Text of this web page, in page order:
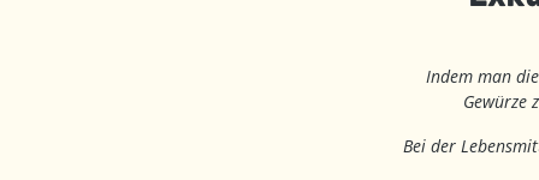
Indem man
Gewürze
Bei der